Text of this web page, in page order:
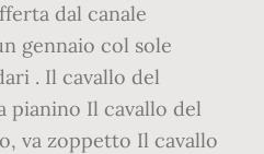
dal canale
gennaio col sole
. Il cavallo del
pianino Il cavallo del
va zoppetto Il cavallo